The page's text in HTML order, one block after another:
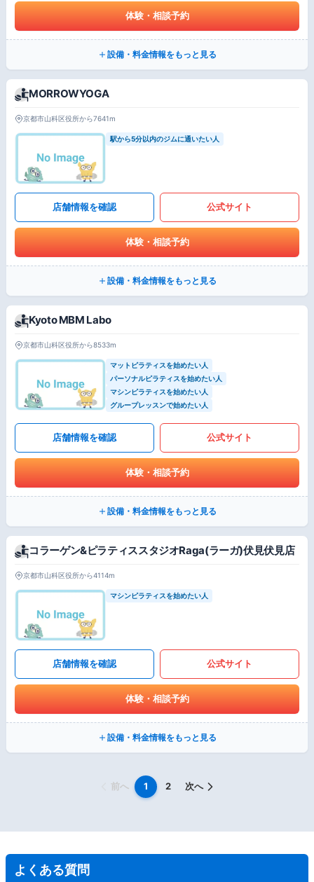
体験・相談予約
設備・料金情報をもっと見る
MORROWYOGA
京都市山科区役所から7641m
駅から5分以内のジムに通いたい人
店舗情報を確認 公式サイト
体験・相談予約
設備・料金情報をもっと見る
Kyoto MBM Labo
京都市山科区役所から8533m
マットピラティスを始めたい人
パーソナルピラティスを始めたい人
マシンピラティスを始めたい人
グループレッスンで始めたい人
店舗情報を確認 公式サイト
体験・相談予約
設備・料金情報をもっと見る
コラーゲン&ピラティススタジオRaga(ラーガ)伏見伏見店
京都市山科区役所から4114m
マシンピラティスを始めたい人
店舗情報を確認 公式サイト
体験・相談予約
設備・料金情報をもっと見る
前へ 1 2 次へ
よくある質問